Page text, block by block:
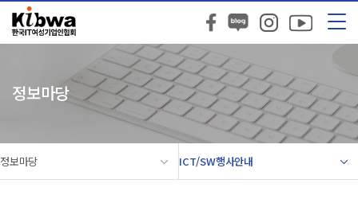
정보마당
정보마당 ICT/SW행사안내